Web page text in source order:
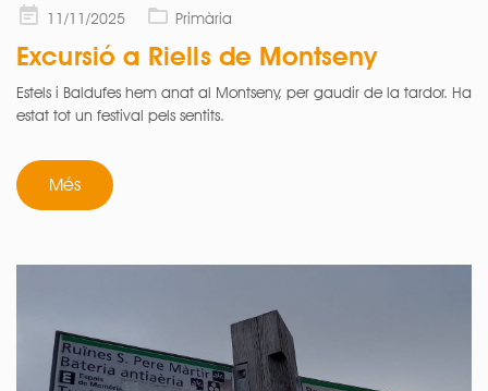
Posted11/11/2025 Primària
Excursió a Riells de Montseny
Estels i Baldufes hem anat al Montseny, per gaudir de la tardor. Ha
estat tot un festival pels sentits.
Més